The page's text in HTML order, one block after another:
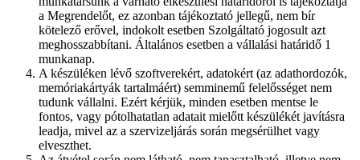
a Megrendelőt, ez azonban tájékoztató jellegű, nem bír
kötelező erővel, indokolt esetben Szolgáltató jogosult azt
meghosszabbítani. Általános esetben a vállalási határidő 1
munkanap.
A készüléken lévő szoftverekért, adatokért (az adathordozók,
memóriakártyák tartalmáért) semminemű felelősséget nem
tudunk vállalni. Ezért kérjük, minden esetben mentse le
fontos, vagy pótolhatatlan adatait mielőtt készülékét javításra
leadja, mivel az a szervizeljárás során megsérülhet vagy
elveszthet.